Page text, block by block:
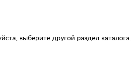
выберите другой раздел каталога.